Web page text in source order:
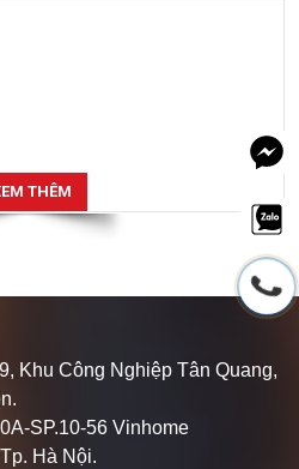
THÊM
Khu Công Nghiệp Tân Quang,
SP.10-56 Vinhome
Hà Nội.